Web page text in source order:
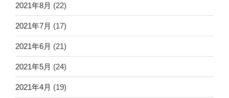
2021年8月 (22)
2021年7月 (17)
2021年6月 (21)
2021年5月 (24)
2021年4月 (19)